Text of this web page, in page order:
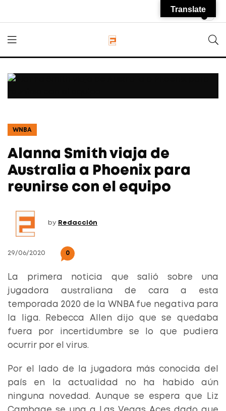
WNBA
Alanna Smith viaja de
Australia a Phoenix para
reunirse con el equipo
by Redacción
29/06/2020 0
La primera noticia que salió sobre una
jugadora australiana de cara a esta
temporada 2020 de la WNBA fue negativa para
la liga. Rebecca Allen dijo que se quedaba
fuera por incertidumbre se lo que pudiera
ocurrir por el virus.
Por el lado de la jugadora más conocida del
país en la actualidad no ha habido aún
ninguna novedad. Aunque se espera que Liz
Translate